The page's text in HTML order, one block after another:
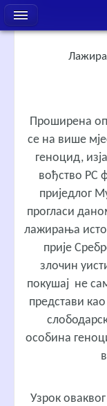
Проширена
се на више
геноцид,
вођство РС
приједлог
прогласи
лажирања
прије
злочин
покушај не
представи
особина
Узрок